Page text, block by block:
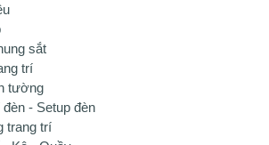
sắt
trí
tường
đèn - Setup đèn
trang trí